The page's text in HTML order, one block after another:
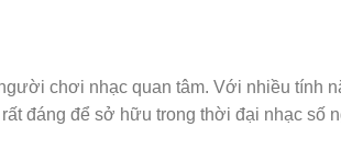
chơi nhạc quan tâm. Với nhiều tính
đáng để sở hữu trong thời đại nhạc số